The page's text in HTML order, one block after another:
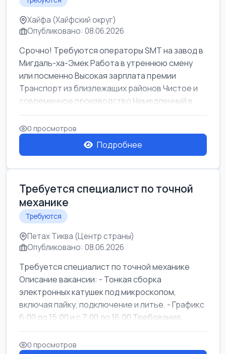
Хайфа (Хайфский округ)
Опубликовано: 08.06.2026
Срочно! Требуются операторы SMT на завод в
Мигдаль-ха-Эмек Работа в утреннюю смену
или посменно Высокая зарплата премии
Транспорт из близлежащих районов Чистое и
современное производство Немедленный в...
0 просмотров
Подробнее
Требуется специалист по точной
механике
Требуются
Петах Тиква (Центр страны)
Опубликовано: 08.06.2026
Требуется специалист по точной механике
Описание вакансии: - Тонкая сборка
электронных катушек под микроскопом,
включая пайку, подключение и литье. - Графикс
6:00 до 15:00 и с 7:00 до 16:00 Требования...
0 просмотров